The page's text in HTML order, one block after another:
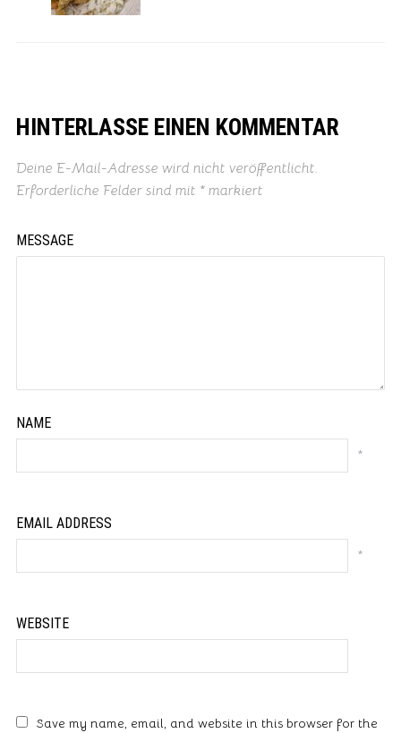
HINTERLASSE EINEN KOMMENTAR
Deine E-Mail-Adresse wird nicht veröffentlicht.
Erforderliche Felder sind mit *markiert
MESSAGE
NAME
*
EMAIL ADDRESS
*
WEBSITE
Save my name, email, and website in this browser for the